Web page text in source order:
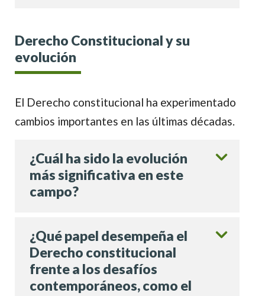
Derecho Constitucional y su
evolución
El Derecho constitucional ha experimentado
cambios importantes en las últimas décadas.
¿Cuál ha sido la evolución
más significativa en este
campo?
¿Qué papel desempeña el
Derecho constitucional
frente a los desafíos
contemporáneos, como el